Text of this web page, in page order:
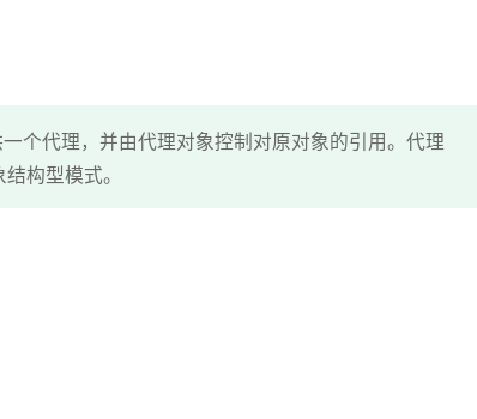
个代理，并由代理对象控制对原对象的引用。代理
构型模式。